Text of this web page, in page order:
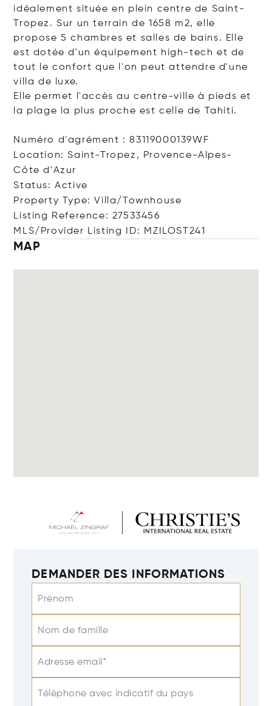
idéalement située en plein centre de Saint-
Tropez. Sur un terrain de 1658 m2, elle
propose 5 chambres et salles de bains. Elle
est dotée d'un équipement high-tech et de
tout le confort que l'on peut attendre d'une
villa de luxe.
Elle permet l'accès au centre-ville à pieds et
la plage la plus proche est celle de Tahiti.
Numéro d'agrément : 83119000139WF
Location: Saint-Tropez, Provence-Alpes-
Côte d'Azur
Status: Active
Property Type: Villa/Townhouse
Listing Reference: 27533456
MLS/Provider Listing ID: MZILOST241
MAP
DEMANDER DES INFORMATIONS
Prénom
Nom de famille
Adresse email*
Téléphone avec indicatif du pays